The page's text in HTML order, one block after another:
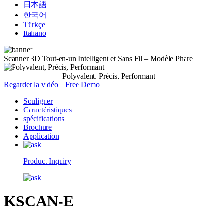
日本語
한국어
Türkçe
Italiano
Scanner 3D Tout-en-un Intelligent et Sans Fil – Modèle Phare
Polyvalent, Précis, Performant
Regarder la vidéo
Free Demo
Souligner
Caractéristiques
spécifications
Brochure
Application
Product Inquiry
KSCAN-E